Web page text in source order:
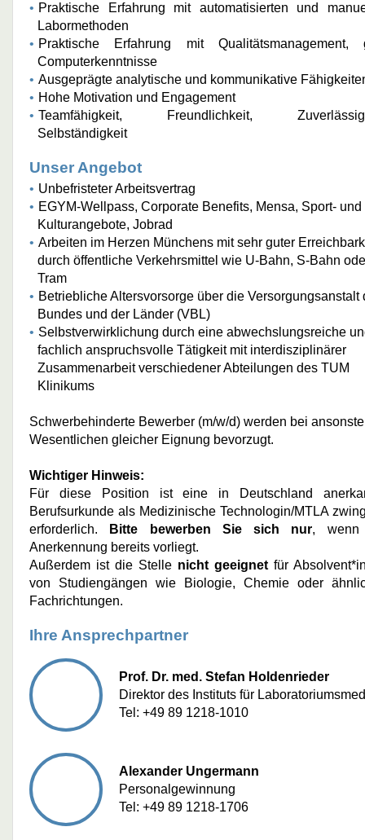
Praktische Erfahrung mit automatisierten und
Labormethoden
Praktische Erfahrung mit Qualitätsmanagement,
Computerkenntnisse
Ausgeprägte analytische und kommunikative
Hohe Motivation und Engagement
Teamfähigkeit, Freundlichkeit,
Selbständigkeit
Unser Angebot
Unbefristeter Arbeitsvertrag
EGYM-Wellpass, Corporate Benefits, Mensa, Sport- und
Kulturangebote, Jobrad
Arbeiten im Herzen Münchens mit sehr guter
durch öffentliche Verkehrsmittel wie U-Bahn, S-Bahn
Tram
Betriebliche Altersvorsorge über die Versorgungsanstalt
Bundes und der Länder (VBL)
Selbstverwirklichung durch eine abwechslungsreiche
fachlich anspruchsvolle Tätigkeit mit interdisziplinärer
Zusammenarbeit verschiedener Abteilungen des TUM
Klinikums
Schwerbehinderte Bewerber (m/w/d) werden bei
Wesentlichen gleicher Eignung bevorzugt.
Wichtiger Hinweis:
Für diese Position ist eine in Deutschland
Berufsurkunde als Medizinische Technologin/MTLA
erforderlich.
Bitte bewerben Sie sich nur, wenn
Anerkennung bereits vorliegt.
Außerdem ist die Stelle nicht geeignet für
von Studiengängen wie Biologie, Chemie oder
Fachrichtungen.
Ihre Ansprechpartner
Prof. Dr. med. Stefan Holdenrieder
Direktor des Instituts für
Tel: +49 89 1218-1010
Alexander Ungermann
Personalgewinnung
Tel: +49 89 1218-1706